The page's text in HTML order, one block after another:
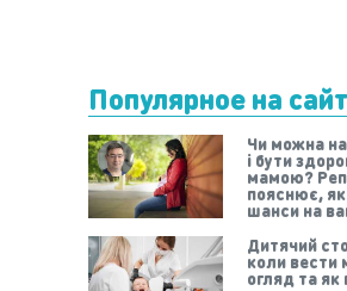
Популярное на
Чи можна
і бути
мамою?
пояснює,
шанси на
Дитячий
коли вести
огляд та як